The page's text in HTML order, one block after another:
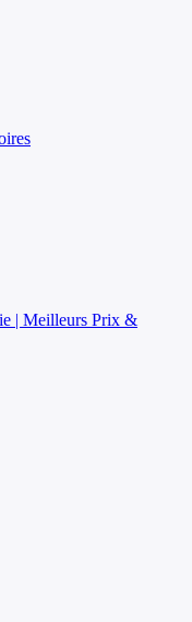
| Meilleurs Prix &